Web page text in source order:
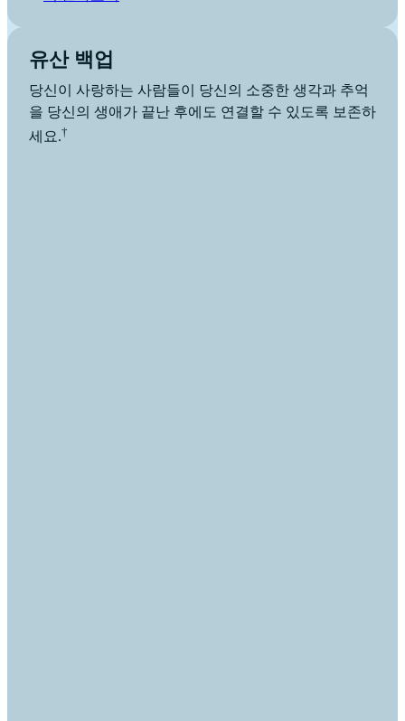
유산 백업
당신이 사랑하는 사람들이 당신의 소중한 생각과 추억
을 당신의 생애가 끝난 후에도 연결할 수 있도록 보존하
세요.†